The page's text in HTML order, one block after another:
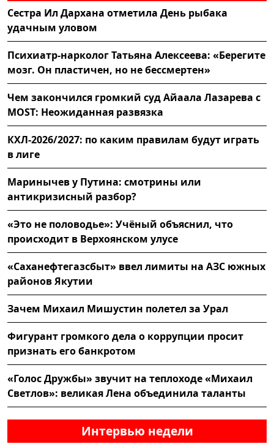
Сестра Ил Дархана отметила День рыбака
удачным уловом
Психиатр-нарколог Татьяна Алексеева: «Берегите
мозг. Он пластичен, но не бессмертен»
Чем закончился громкий суд Айаала Лазарева с
MOST: Неожиданная развязка
КХЛ-2026/2027: по каким правилам будут играть
в лиге
Маринычев у Путина: смотрины или
антикризисный разбор?
«Это не половодье»: Учёный объяснил, что
происходит в Верхоянском улусе
«Саханефтегазсбыт» ввел лимиты на АЗС южных
районов Якутии
Зачем Михаил Мишустин полетел за Урал
Фигурант громкого дела о коррупции просит
признать его банкротом
«Голос Дружбы» звучит на теплоходе «Михаил
Светлов»: великая Лена объединила таланты
Интервью недели